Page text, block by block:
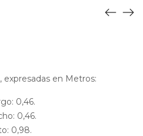
expresadas en Metros:
0,46.
0,46.
0,98.